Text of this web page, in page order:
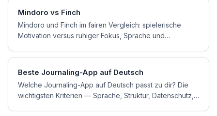
Mindoro vs Finch
Mindoro und Finch im fairen Vergleich: spielerische
Motivation versus ruhiger Fokus, Sprache und
Beste Journaling-App auf Deutsch
Welche Journaling-App auf Deutsch passt zu dir? Die
wichtigsten Kriterien — Sprache, Struktur, Datenschutz,